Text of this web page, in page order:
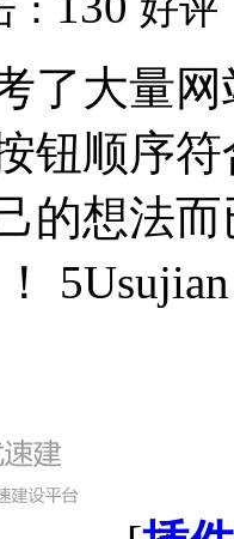
好评
了大量
钮顺序
的想法
5Usujian